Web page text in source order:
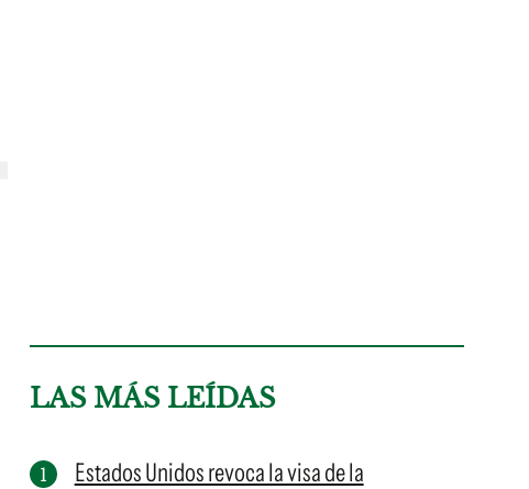
LAS MÁS LEÍDAS
Estados Unidos revoca la visa de la